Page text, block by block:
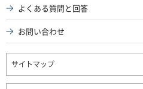
よくある質問と回答
お問い合わせ
サイトマップ